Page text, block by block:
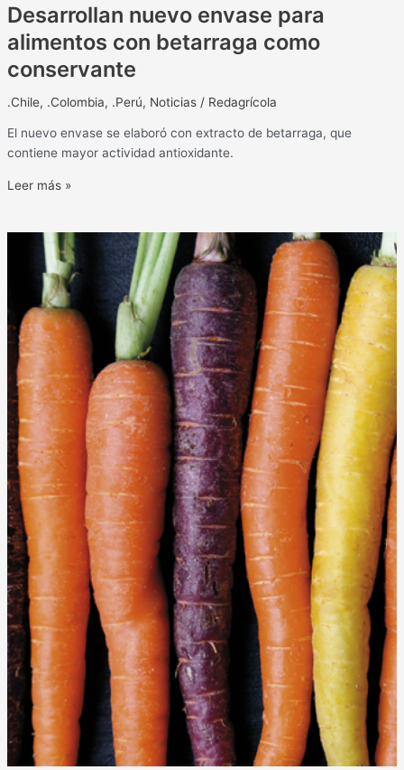
Desarrollan nuevo envase para
alimentos con betarraga como
conservante
.Chile, .Colombia, .Perú, Noticias / Redagrícola
El nuevo envase se elaboró con extracto de betarraga, que
contiene mayor actividad antioxidante.
Leer más »